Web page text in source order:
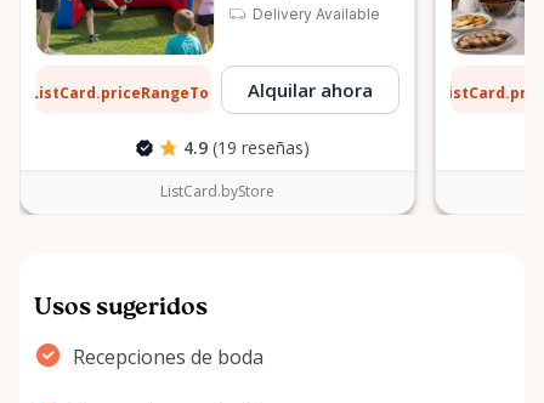
Delivery Available
ListCard.priceRangeTo por díaAlquilar ahora
4.9 (19 reseñas)
ListCard.byStore
Usos sugeridos
Recepciones de boda